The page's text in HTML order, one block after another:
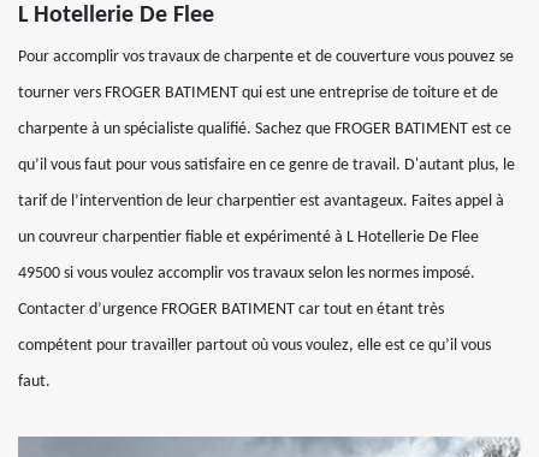
L Hotellerie De Flee
Pour accomplir vos travaux de charpente et de couverture vous pouvez se
tourner vers FROGER BATIMENT qui est une entreprise de toiture et de
charpente à un spécialiste qualifié. Sachez que FROGER BATIMENT est ce
qu’il vous faut pour vous satisfaire en ce genre de travail. D'autant plus, le
tarif de l’intervention de leur charpentier est avantageux. Faites appel à
un couvreur charpentier fiable et expérimenté à L Hotellerie De Flee
49500 si vous voulez accomplir vos travaux selon les normes imposé.
Contacter d’urgence FROGER BATIMENT car tout en étant très
compétent pour travailler partout où vous voulez, elle est ce qu’il vous
faut.